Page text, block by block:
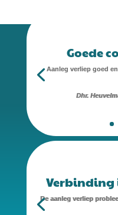
Goede
Aanleg verliep goed
Dhr.
Verbinding
De aanleg verliep